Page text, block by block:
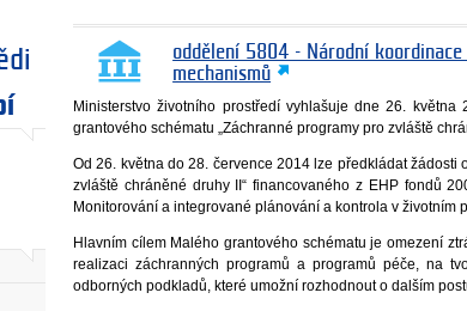
oddělení 5804 - Národní koordinace
mechanismů
Ministerstvo životního prostředí vyhlašuje dne 26.
grantového schématu „Záchranné programy pro zvláště
Od 26. května do 28. července 2014 lze předkládat
zvláště chráněné druhy II“ financovaného z EHP fondů
Monitorování a integrované plánování a kontrola v životním
Hlavním cílem Malého grantového schématu je omezení
realizaci záchranných programů a programů péče, na
odborných podkladů, které umožní rozhodnout o dalším